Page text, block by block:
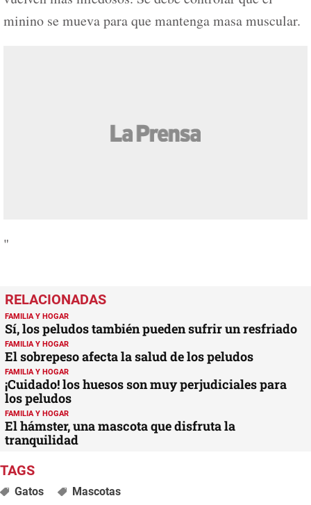
minino se mueva para que mantenga masa muscular.
"
FAMILIA Y HOGAR
Sí, los peludos también pueden sufrir un resfriado
FAMILIA Y HOGAR
El sobrepeso afecta la salud de los peludos
FAMILIA Y HOGAR
¡Cuidado! los huesos son muy perjudiciales para
los peludos
FAMILIA Y HOGAR
El hámster, una mascota que disfruta la
tranquilidad
Gatos Mascotas